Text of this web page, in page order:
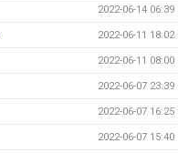
2022-06-14 06:39
2022-06-11 18:02
2022-06-11 08:00
2022-06-07 23:39
2022-06-07 16:25
2022-06-07 15:40